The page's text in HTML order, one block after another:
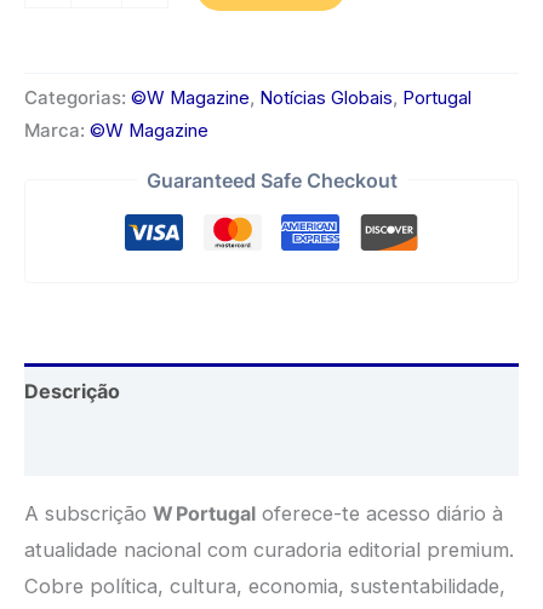
Portugal
Categorias: ©️W Magazine, Notícias Globais, Portugal
Marca: ©W Magazine
Guaranteed Safe Checkout
Descrição
A subscrição W Portugal oferece-te acesso diário à
atualidade nacional com curadoria editorial premium.
Cobre política, cultura, economia, sustentabilidade,